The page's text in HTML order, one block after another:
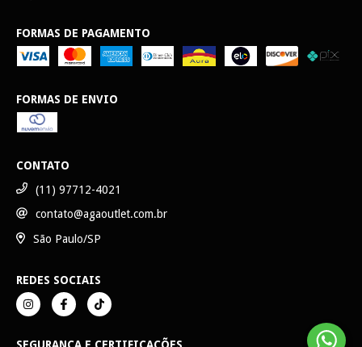
FORMAS DE PAGAMENTO
FORMAS DE ENVIO
CONTATO
(11) 97712-4021
contato@agaoutlet.com.br
São Paulo/SP
REDES SOCIAIS
SEGURANÇA E CERTIFICAÇÕES